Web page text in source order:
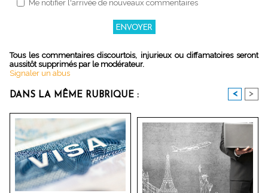
Me notifier l'arrivée de nouveaux commentaires
Tous les commentaires discourtois, injurieux ou diffamatoires seront
aussitôt supprimés par le modérateur.
Signaler un abus
DANS LA MÊME RUBRIQUE : < >